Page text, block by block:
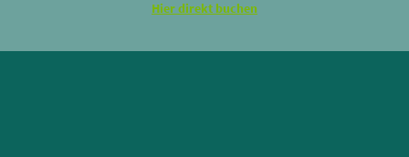
Hier direkt buchen